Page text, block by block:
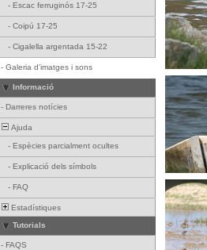
- Escac ferruginós 17-25
- Coipú 17-25
- Cigalella argentada 15-22
- Galeria d'imatges i sons
Informació
- Darreres notícies
Ajuda
- Espècies parcialment ocultes
- Explicació dels símbols
- FAQ
Estadístiques
Tutorials
- FAQS